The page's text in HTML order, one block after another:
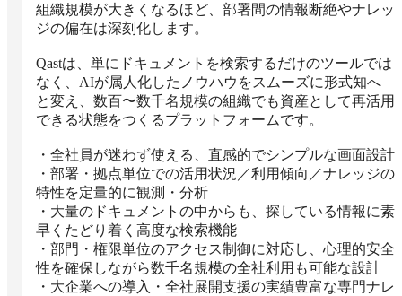
組織規模が大きくなるほど、部署間の情報断絶やナレッ
ジの偏在は深刻化します。
Qastは、単にドキュメントを検索するだけのツールでは
なく、AIが属人化したノウハウをスムーズに形式知へ
と変え、数百〜数千名規模の組織でも資産として再活用
できる状態をつくるプラットフォームです。
・全社員が迷わず使える、直感的でシンプルな画面設計
・部署・拠点単位での活用状況／利用傾向／ナレッジの
特性を定量的に観測・分析
・大量のドキュメントの中からも、探している情報に素
早くたどり着く高度な検索機能
・部門・権限単位のアクセス制御に対応し、心理的安全
性を確保しながら数千名規模の全社利用も可能な設計
・大企業への導入・全社展開支援の実績豊富な専門ナレ